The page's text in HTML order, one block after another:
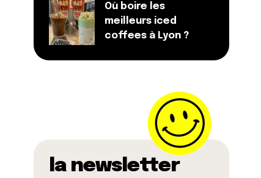
Où boire les
meilleurs iced
coffees à Lyon ?
la newsletter